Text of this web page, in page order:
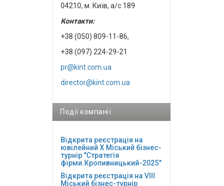
04210, м. Київ, а/с 189
Контакти:
+38 (050) 809-11-86,
+38 (097) 224-29-21
pr@kint.com.ua
director@kint.com.ua
Події компанії
Відкрита реєстрація на
ювілейний Х Міський бізнес-
турнір "Стратегія
фірми.Кропивницький-2025"
Відкрита реєстрація на VІІІ
Міський бізнес-турнір